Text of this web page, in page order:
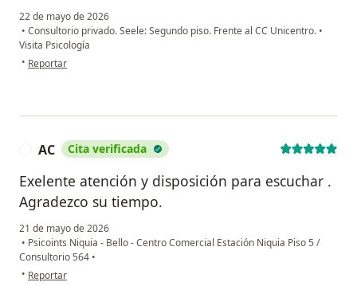
22 de mayo de 2026
• Consultorio privado. Seele: Segundo piso. Frente al CC Unicentro. •
Visita Psicología
• en opinión del usuario Dulce
Reportar
AC Cita verificada
Exelente atención y disposición para escuchar .
Agradezco su tiempo.
21 de mayo de 2026
• Psicoints Niquia - Bello - Centro Comercial Estación Niquia Piso 5 /
Consultorio 564 •
• en opinión del usuario AC
Reportar